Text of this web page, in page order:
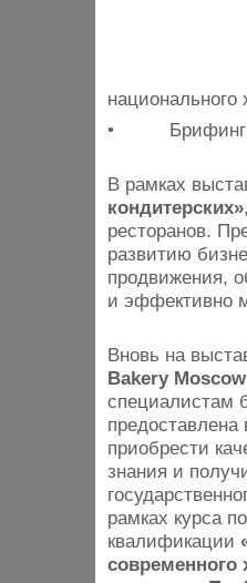
• Брифинг
В рамках
кондитерских»
ресторанов.
развитию
продвижения,
и эффективно
Вновь на
Bakery
специалистам
предоставлена
приобрести
знания и
рамках курса
квалификации
современного